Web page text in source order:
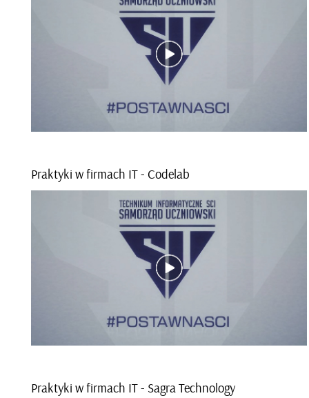
Prak­ty­ki w fir­mach IT - Co­de­lab
Prak­ty­ki w fir­mach IT - Sagra Tech­no­lo­gy